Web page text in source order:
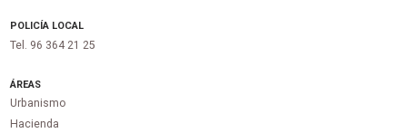
POLICÍA LOCAL
Tel. 96 364 21 25
ÁREAS
Urbanismo
Hacienda